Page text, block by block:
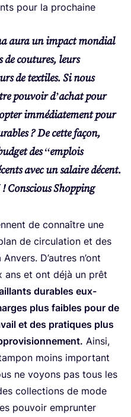
pour la pro­chaine
aura un impact mon­dial
de cou­tures, leurs
de tex­tiles. Si nous
pou­voir d’a­chat pour
immé­dia­te­ment pour
? De cette façon,
des“emplois
avec un salaire décent.
! Conscious Shop­ping
de connaître une
de cir­cu­la­tion et des
D’autres n’ont
ans et ont déjà un prêt
durables eux-
plus faibles pour de
et des pra­tiques plus
Ain­si,
moins impor­tant
ne voyons pas tous les
col­lec­tions de mode
pou­voir emprun­ter